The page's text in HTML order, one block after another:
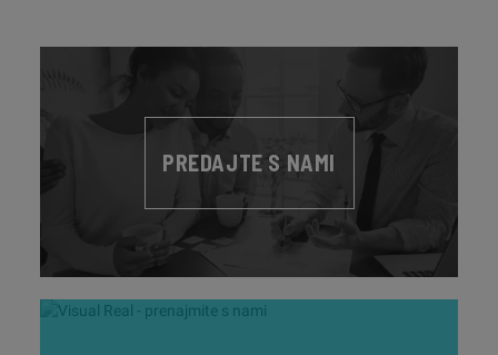
PREDAJTE S NAMI